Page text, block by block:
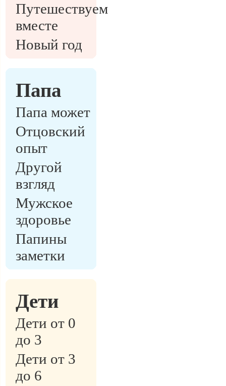
Путешествуем
вместе
Новый год
Папа
Папа может
Отцовский
опыт
Другой
взгляд
Мужское
здоровье
Папины
заметки
Дети
Дети от 0
до 3
Дети от 3
до 6